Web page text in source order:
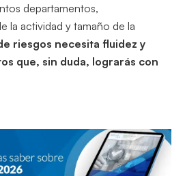
departamentos,
la actividad y tamaño de la
riesgos necesita fluidez y
que, sin duda, lograrás con